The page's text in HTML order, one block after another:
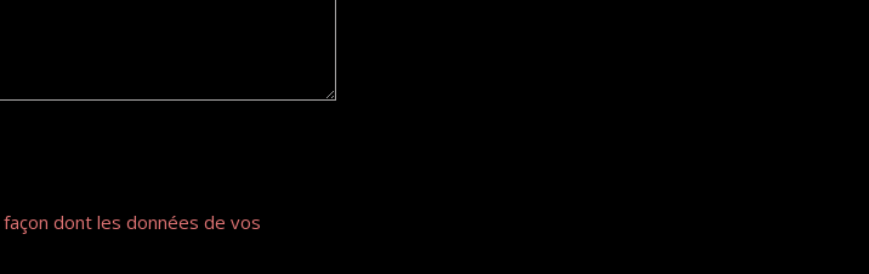
dont les données de vos